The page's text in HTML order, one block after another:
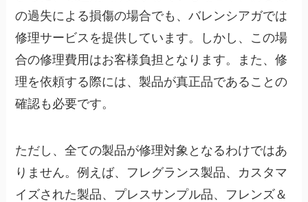
の過失による損傷の場合でも、バレンシアガでは
修理サービスを提供しています。しかし、この場
合の修理費用はお客様負担となります。また、修
理を依頼する際には、製品が真正品であることの
確認も必要です。
ただし、全ての製品が修理対象となるわけではあ
りません。例えば、フレグランス製品、カスタマ
イズされた製品、プレスサンプル品、フレンズ＆